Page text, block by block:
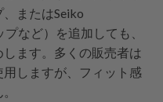
またはSeiko
など）を追加しても、
ます。多くの販売者は
しますが、フィット感